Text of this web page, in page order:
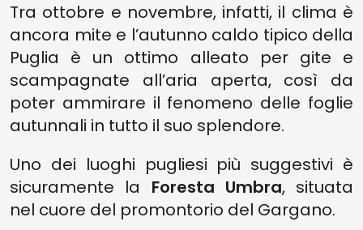
Tra ottobre e novembre, infatti, il clima è
ancora mite e l’autunno caldo tipico della
Puglia è un ottimo alleato per gite e
scampagnate all’aria aperta, così da
poter ammirare il fenomeno delle foglie
autunnali in tutto il suo splendore.
Uno dei luoghi pugliesi più suggestivi è
sicuramente la Foresta Umbra, situata
nel cuore del promontorio del Gargano.